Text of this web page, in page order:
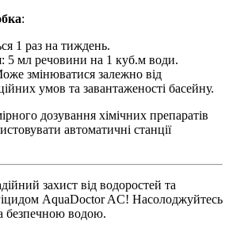
:
1 раз на тиждень.
5 мл речовини на 1 куб.м води.
змінюватися залежно від
умов та завантаженості басейну.
дозування хімічних препаратів
автоматичні станції
захист від водоростей та
AquaDoctor AC! Насолоджуйтесь
безпечною водою.